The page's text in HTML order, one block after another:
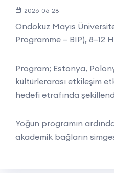
2026-06-28
Ondokuz Mayıs
Programme – BIP), 8–12
Program; Estonya,
kültürlerarası etkileşim
hedefi etrafında
Yoğun programın
akademik bağların